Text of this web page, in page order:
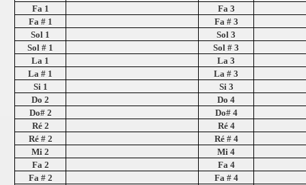
Fa 1
Fa 3
Fa # 1
Fa # 3
Sol 1
Sol 3
Sol # 1
Sol # 3
La 1
La 3
La # 1
La # 3
Si 1
Si 3
Do 2
Do 4
Do# 2
Do# 4
Ré 2
Ré 4
Ré # 2
Ré # 4
Mi 2
Mi 4
Fa 2
Fa 4
Fa # 2
Fa # 4